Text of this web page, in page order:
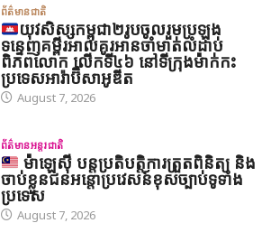
ព័ត៌មានជាតិ
យុវសិស្សកម្ពុជា២រូបចូលរួមប្រឡង
ទន្ទេញគម្ពីរអាល់គូរអានចាំមាត់លំដាប់
ពិភពលោក លើកទី៤៦ នៅទីក្រុងម៉ាក់កះ
ប្រទេសអារ៉ាប៊ីសាអូឌីត
August 7, 2026
ព័ត៌មានអន្តរជាតិ
ម៉ាឡេស៊ី បន្តប្រតិបត្តិការត្រួតពិនិត្យ និង
ចាប់ខ្លួនជនអន្តោប្រវេសន៍ខុសច្បាប់ទូទាំង
ប្រទេស
August 7, 2026